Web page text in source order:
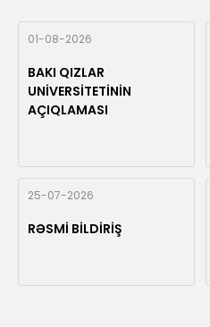
01-08-2026
BAKI QIZLAR
UNİVERSİTETİNİN
AÇIQLAMASI
25-07-2026
RƏSMİ BİLDİRİŞ